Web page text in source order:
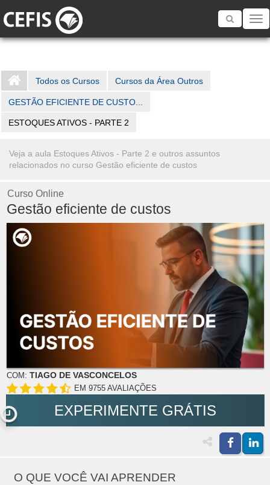
Toggle
Todos os Cursos Cursos da Área Outros
GESTÃO EFICIENTE DE CUSTO...
ESTOQUES ATIVOS - PARTE 2
Veja a aula Estoques Ativos - Parte 2 e outros assuntos
relacionados no curso Gestão eficiente de custos
Curso Online
Gestão eficiente de custos
COM: TIAGO DE VASCONCELOS
EM 9755 AVALIAÇÕES
EXPERIMENTE GRÁTIS
O QUE VOCÊ VAI APRENDER